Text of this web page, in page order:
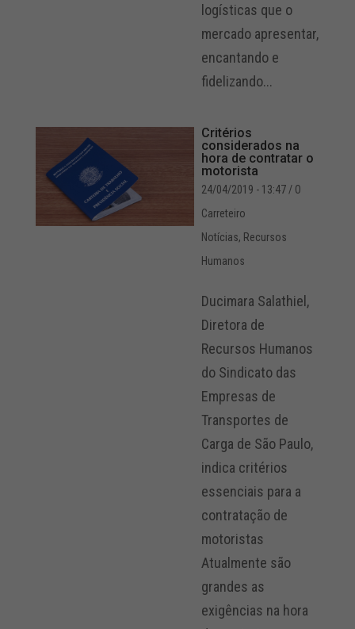
logísticas que o
mercado apresentar,
encantando e
fidelizando...
Critérios
considerados na
hora de contratar o
motorista
24/04/2019 - 13:47/ O
Carreteiro
Notícias, Recursos
Humanos
Ducimara Salathiel,
Diretora de
Recursos Humanos
do Sindicato das
Empresas de
Transportes de
Carga de São Paulo,
indica critérios
essenciais para a
contratação de
motoristas
Atualmente são
grandes as
exigências na hora